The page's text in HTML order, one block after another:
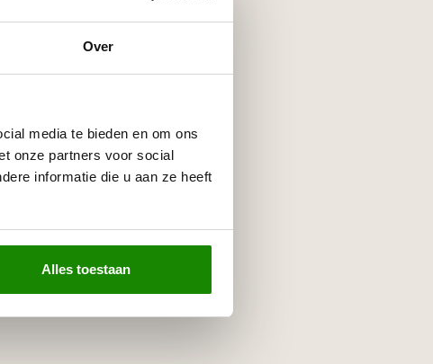
Over
media te bieden en om ons
onze partners voor social
informatie die u aan ze heeft
Alles toestaan